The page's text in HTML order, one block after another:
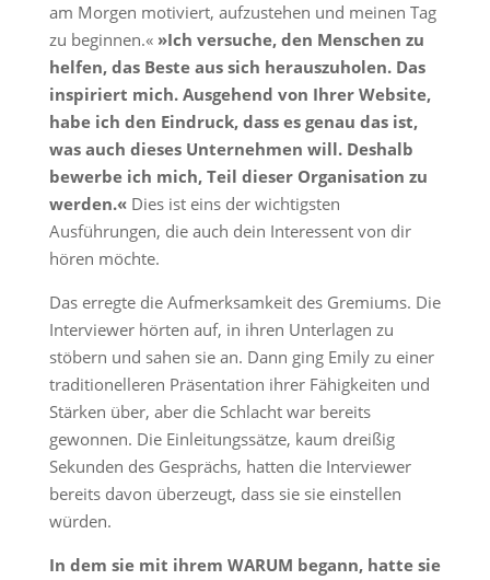
am Morgen motiviert, aufzustehen und meinen Tag
zu beginnen.« »Ich versuche, den Menschen zu
helfen, das Beste aus sich herauszuholen. Das
inspiriert mich. Ausgehend von Ihrer Website,
habe ich den Eindruck, dass es genau das ist,
was auch dieses Unternehmen will. Deshalb
bewerbe ich mich, Teil dieser Organisation zu
werden.« Dies ist eins der wichtigsten
Ausführungen, die auch dein Interessent von dir
hören möchte.
Das erregte die Aufmerksamkeit des Gremiums. Die
Interviewer hörten auf, in ihren Unterlagen zu
stöbern und sahen sie an. Dann ging Emily zu einer
traditionelleren Präsentation ihrer Fähigkeiten und
Stärken über, aber die Schlacht war bereits
gewonnen. Die Einleitungssätze, kaum dreißig
Sekunden des Gesprächs, hatten die Interviewer
bereits davon überzeugt, dass sie sie einstellen
würden.
In dem sie mit ihrem WARUM begann, hatte sie